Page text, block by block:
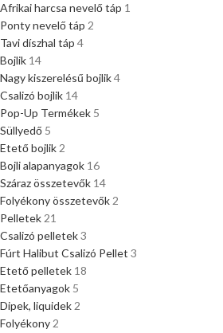
Afrikai harcsa nevelő táp 1
Ponty nevelő táp 2
Tavi díszhal táp 4
Bojlik 14
Nagy kiszerelésű bojlik4
Csalizó bojlik 14
Pop-Up Termékek 5
Süllyedő 5
Etető bojlik 2
Bojli alapanyagok 16
Száraz összetevők 14
Folyékony összetevők 2
Pelletek 21
Csalizó pelletek3
Fúrt Halibut Csalizó Pellet 3
Etető pelletek 18
Etetőanyagok 5
Dipek, liquidek 2
Folyékony 2